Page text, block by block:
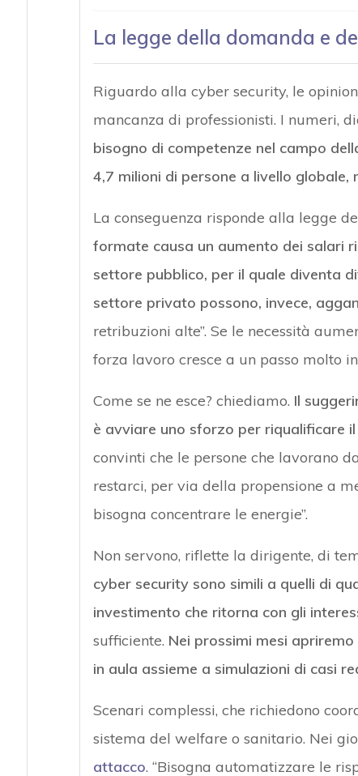
La legge della domanda e
Riguardo alla cyber security, le
mancanza di professionisti. I numeri,
bisogno di competenze nel campo
4,7 milioni di persone a livello globale,
La conseguenza risponde alla legge
formate causa un aumento dei salari
settore pubblico, per il quale diventa
settore privato possono, invece,
retribuzioni alte”. Se le necessità
forza lavoro cresce a un passo molto
Come se ne esce? chiediamo. Il
è avviare uno sforzo per riqualificare
convinti che le persone che lavorano
restarci, per via della propensione a
bisogna concentrare le energie”.
Non servono, riflette la dirigente, di
cyber security sono simili a quelli di
investimento che ritorna con gli
sufficiente. Nei prossimi mesi
in aula assieme a simulazioni di casi
Scenari complessi, che richiedono
sistema del welfare o sanitario. Nei
attacco. “Bisogna automatizzare le